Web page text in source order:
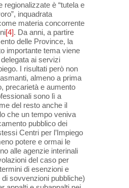
regionalizzate è “tutela e
inquadrata
materia concorrente
[4]. Da anni, a partire
delle Province, la
importante tema viene
ai servizi
I risultati però non
almeno a prima
precarietà e aumento
sono lì a
del resto anche il
che un tempo veniva
pubblico dei
Centri per l’Impiego
potere e ormai le
alle agenzie interinali
del caso per
di esenzioni e
sovvenzioni pubbliche)